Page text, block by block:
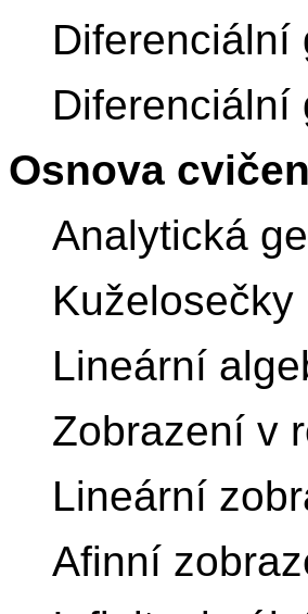
Diferenciální
Diferenciální
Osnova
Analytická
Kuželosečky
Lineární
Zobrazení v
Lineární
Afinní